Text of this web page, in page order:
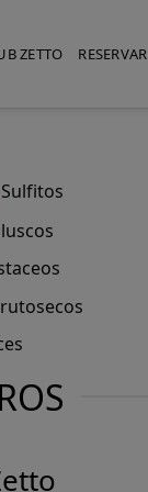
ZETTO RESERVAR